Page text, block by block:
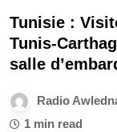
Tunisie :
Tunis-
salle
Radio
1 min read